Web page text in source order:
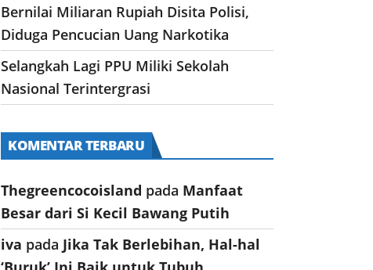
Bernilai Miliaran Rupiah Disita Polisi,
Diduga Pencucian Uang Narkotika
Selangkah Lagi PPU Miliki Sekolah
Nasional Terintergrasi
KOMENTAR TERBARU
Thegreencocoisland pada Manfaat
Besar dari Si Kecil Bawang Putih
iva pada Jika Tak Berlebihan, Hal-hal